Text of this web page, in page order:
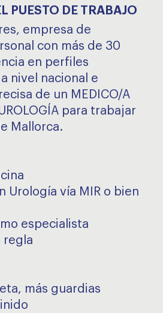
PUESTO DE TRABAJO
empresa de
con más de 30
en perfiles
nivel nacional e
de un MEDICO/A
para trabajar
Mallorca.
Urología vía MIR o bien
especialista
regla
más guardias